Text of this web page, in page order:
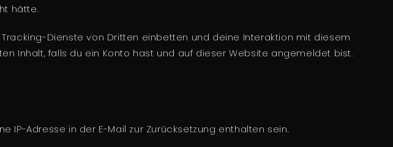
hätte.
Dienste von Dritten einbetten und deine Interaktion mit diesem
Inhalt, falls du ein Konto hast und auf dieser Website angemeldet bist.
IP-Adresse in der E-Mail zur Zurücksetzung enthalten sein.